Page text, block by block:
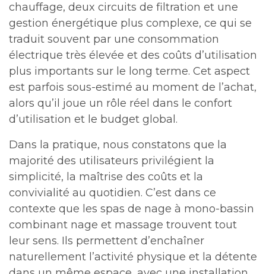
chauffage, deux circuits de filtration et une
gestion énergétique plus complexe, ce qui se
traduit souvent par une consommation
électrique très élevée et des coûts d’utilisation
plus importants sur le long terme. Cet aspect
est parfois sous-estimé au moment de l’achat,
alors qu’il joue un rôle réel dans le confort
d’utilisation et le budget global.
Dans la pratique, nous constatons que la
majorité des utilisateurs privilégient la
simplicité, la maîtrise des coûts et la
convivialité au quotidien. C’est dans ce
contexte que les spas de nage à mono-bassin
combinant nage et massage trouvent tout
leur sens. Ils permettent d’enchaîner
naturellement l’activité physique et la détente